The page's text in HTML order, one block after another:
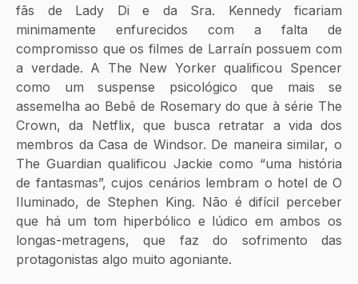
fãs de Lady Di e da Sra. Kennedy ficariam
minimamente enfurecidos com a falta de
compromisso que os filmes de Larraín possuem com
a verdade. A The New Yorker qualificou Spencer
como um suspense psicológico que mais se
assemelha ao Bebê de Rosemary do que à série The
Crown, da Netflix, que busca retratar a vida dos
membros da Casa de Windsor. De maneira similar, o
The Guardian qualificou Jackie como “uma história
de fantasmas”, cujos cenários lembram o hotel de O
Iluminado, de Stephen King. Não é difícil perceber
que há um tom hiperbólico e lúdico em ambos os
longas-metragens, que faz do sofrimento das
protagonistas algo muito agoniante.